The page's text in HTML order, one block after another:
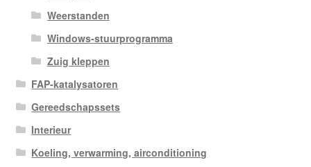
Weerstanden
Windows-stuurprogramma
Zuig kleppen
FAP-katalysatoren
Gereedschapssets
Interieur
Koeling, verwarming, airconditioning